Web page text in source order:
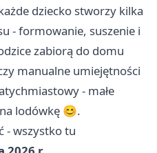
dziecko stworzy kilka
- formowanie, suszenie i
zabiorą do domu
manualne umiejętności
- małe
lodówkę 😊.
- wszystko tu